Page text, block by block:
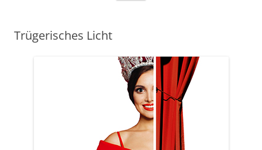
Trügerisches Licht